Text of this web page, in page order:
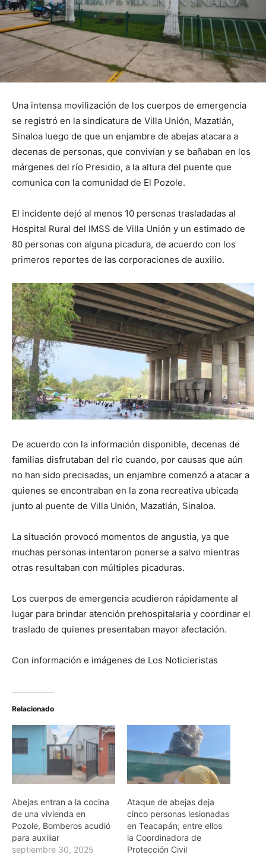
Una intensa movilización de los cuerpos de emergencia
se registró en la sindicatura de Villa Unión, Mazatlán,
Sinaloa luego de que un enjambre de abejas atacara a
decenas de personas, que convivían y se bañaban en los
márgenes del río Presidio, a la altura del puente que
comunica con la comunidad de El Pozole.
El incidente dejó al menos 10 personas trasladadas al
Hospital Rural del IMSS de Villa Unión y un estimado de
80 personas con alguna picadura, de acuerdo con los
primeros reportes de las corporaciones de auxilio.
De acuerdo con la información disponible, decenas de
familias disfrutaban del río cuando, por causas que aún
no han sido precisadas, un enjambre comenzó a atacar a
quienes se encontraban en la zona recreativa ubicada
junto al puente de Villa Unión, Mazatlán, Sinaloa.
La situación provocó momentos de angustia, ya que
muchas personas intentaron ponerse a salvo mientras
otras resultaban con múltiples picaduras.
Los cuerpos de emergencia acudieron rápidamente al
lugar para brindar atención prehospitalaria y coordinar el
traslado de quienes presentaban mayor afectación.
Con información e imágenes de Los Noticieristas
Relacionado
Abejas entran a la cocina
de una vivienda en
Pozole, Bomberos acudió
para auxiliar
septiembre 30, 2025
Ataque de abejas deja
cinco personas lesionadas
en Teacapán; entre ellos
la Coordinadora de
Protección Civil